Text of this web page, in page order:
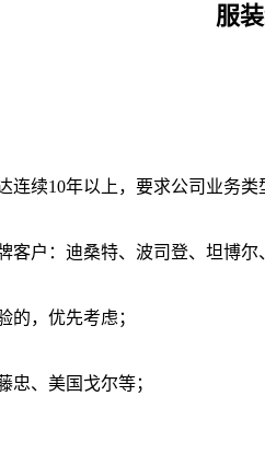
服
连续10年以上，要求公司业务类
客户：迪桑特、波司登、坦博
的，优先考虑；
忠、美国戈尔等；